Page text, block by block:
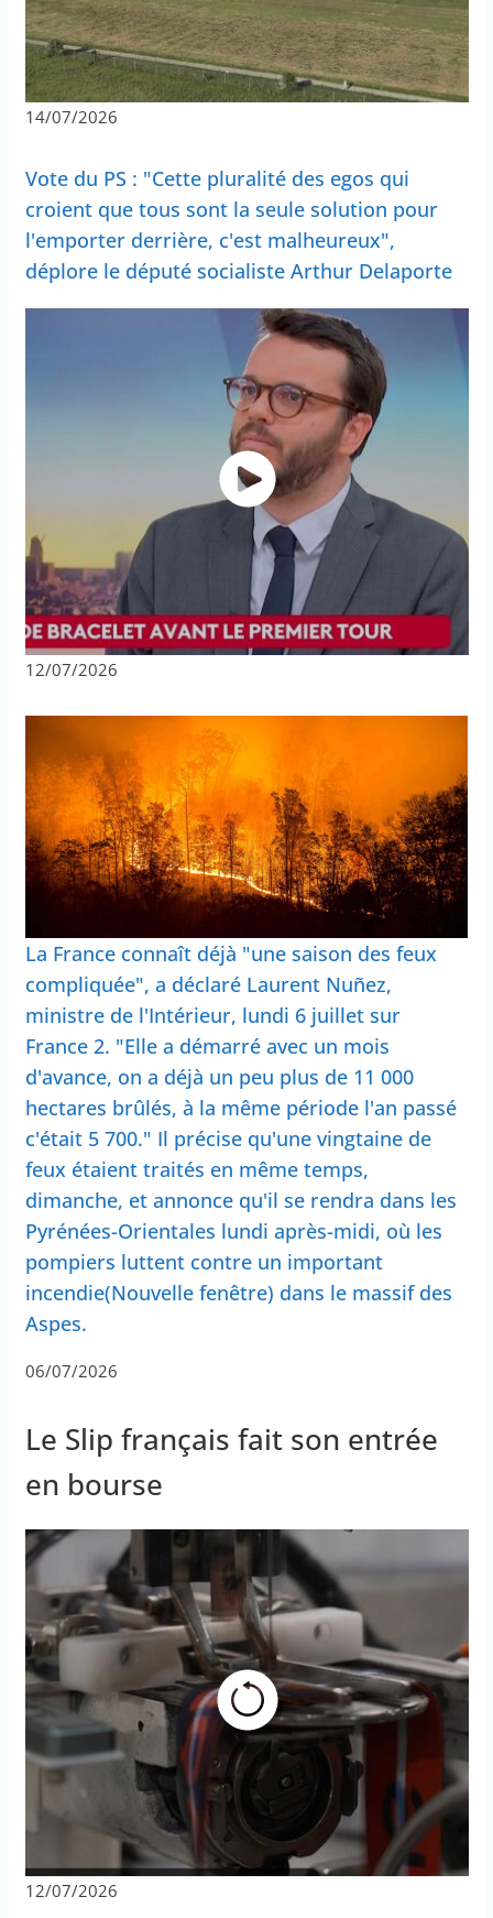
14/07/2026
Vote du PS : "Cette pluralité des egos qui
croient que tous sont la seule solution pour
l'emporter derrière, c'est malheureux",
déplore le député socialiste Arthur Delaporte
12/07/2026
La France connaît déjà "une saison des feux
compliquée", a déclaré Laurent Nuñez,
ministre de l'Intérieur, lundi 6 juillet sur
France 2. "Elle a démarré avec un mois
d'avance, on a déjà un peu plus de 11 000
hectares brûlés, à la même période l'an passé
c'était 5 700." Il précise qu'une vingtaine de
feux étaient traités en même temps,
dimanche, et annonce qu'il se rendra dans les
Pyrénées-Orientales lundi après-midi, où les
pompiers luttent contre un important
incendie(Nouvelle fenêtre) dans le massif des
Aspes.
06/07/2026
Le Slip français fait son entrée
en bourse
12/07/2026